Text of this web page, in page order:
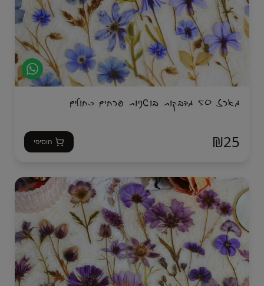
מארז 50 מדבקות בוטניות פרחים כחולים
₪25 הוסיפי